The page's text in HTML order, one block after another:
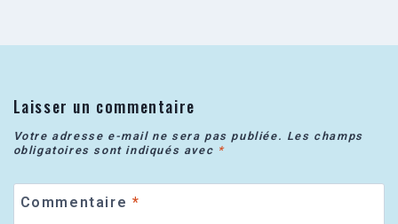
Laisser un commentaire
Votre adresse e-mail ne sera pas publiée. Les champs
obligatoires sont indiqués avec *
Commentaire *